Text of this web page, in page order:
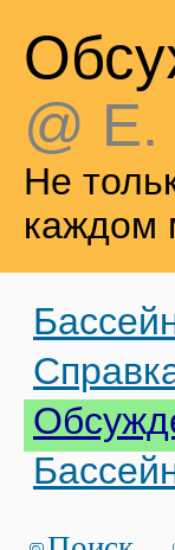
@ Е.
Не
каждом